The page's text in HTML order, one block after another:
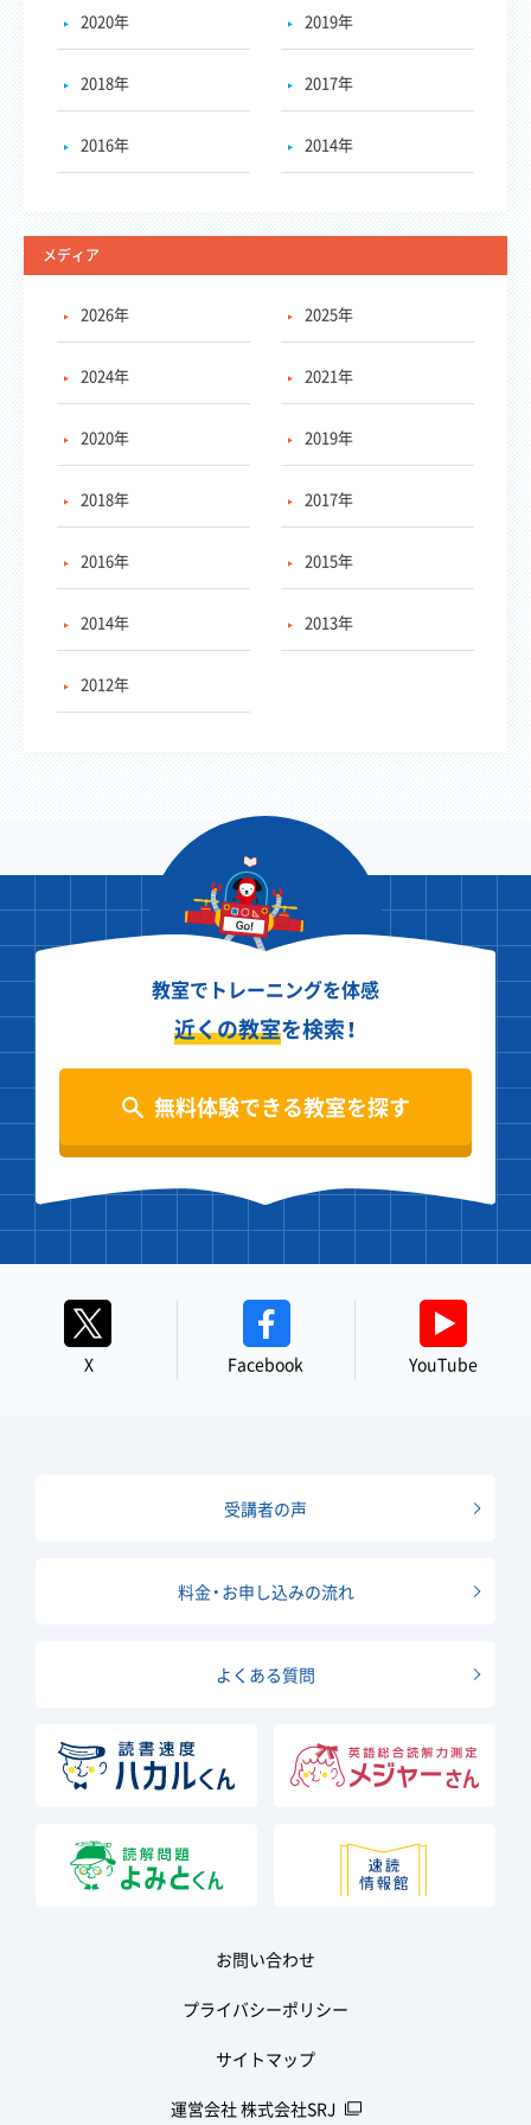
2020年 2019年
2018年 2017年
2016年 2014年
メディア
2026年 2025年
2024年 2021年
2020年 2019年
2018年 2017年
2016年 2015年
2014年 2013年
2012年
教室でトレーニングを体感
近くの教室を検索！
無料体験できる教室を探す
X Facebook YouTube
受講者の声
料金・お申し込みの流れ
よくある質問
お問い合わせ
プライバシーポリシー
サイトマップ
運営会社 株式会社SRJ